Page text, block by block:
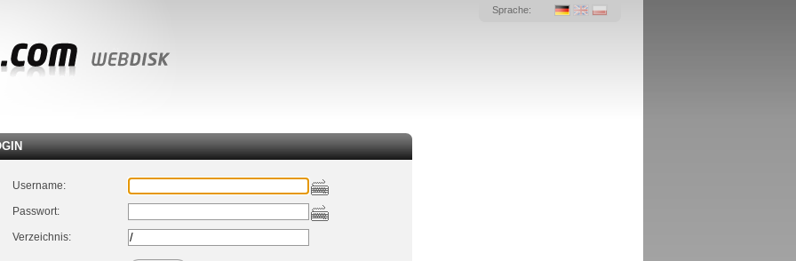
Sprache:
Username:
Passwort:
Verzeichnis: